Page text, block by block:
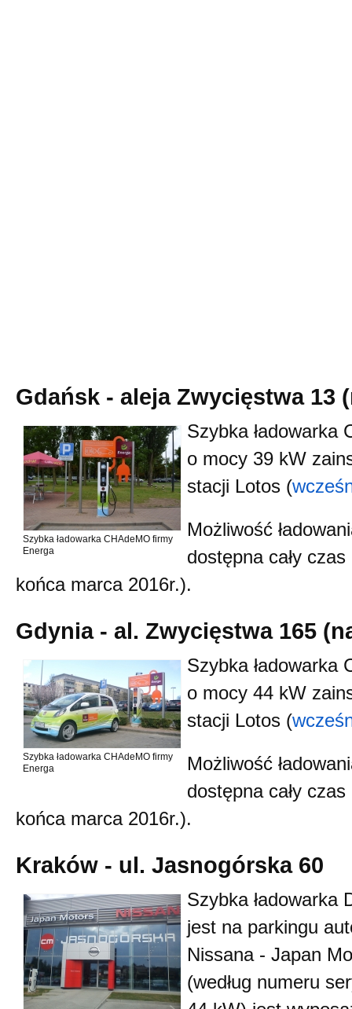
Gdańsk - aleja Zwycięstwa 13
Szybka ładowarka CHAdeMO firmy
Energa
Szybka ładowarka
o mocy 39 kW
stacji Lotos (
Możliwość
dostępna cały
końca marca 2016r.).
Gdynia - al. Zwycięstwa 165
Szybka ładowarka CHAdeMO firmy
Energa
Szybka ładowarka
o mocy 44 kW
stacji Lotos (
Możliwość
dostępna cały
końca marca 2016r.).
Kraków - ul. Jasnogórska 60
Szybka ładowarka
jest na parkingu
Nissana - Japan
(według numeru